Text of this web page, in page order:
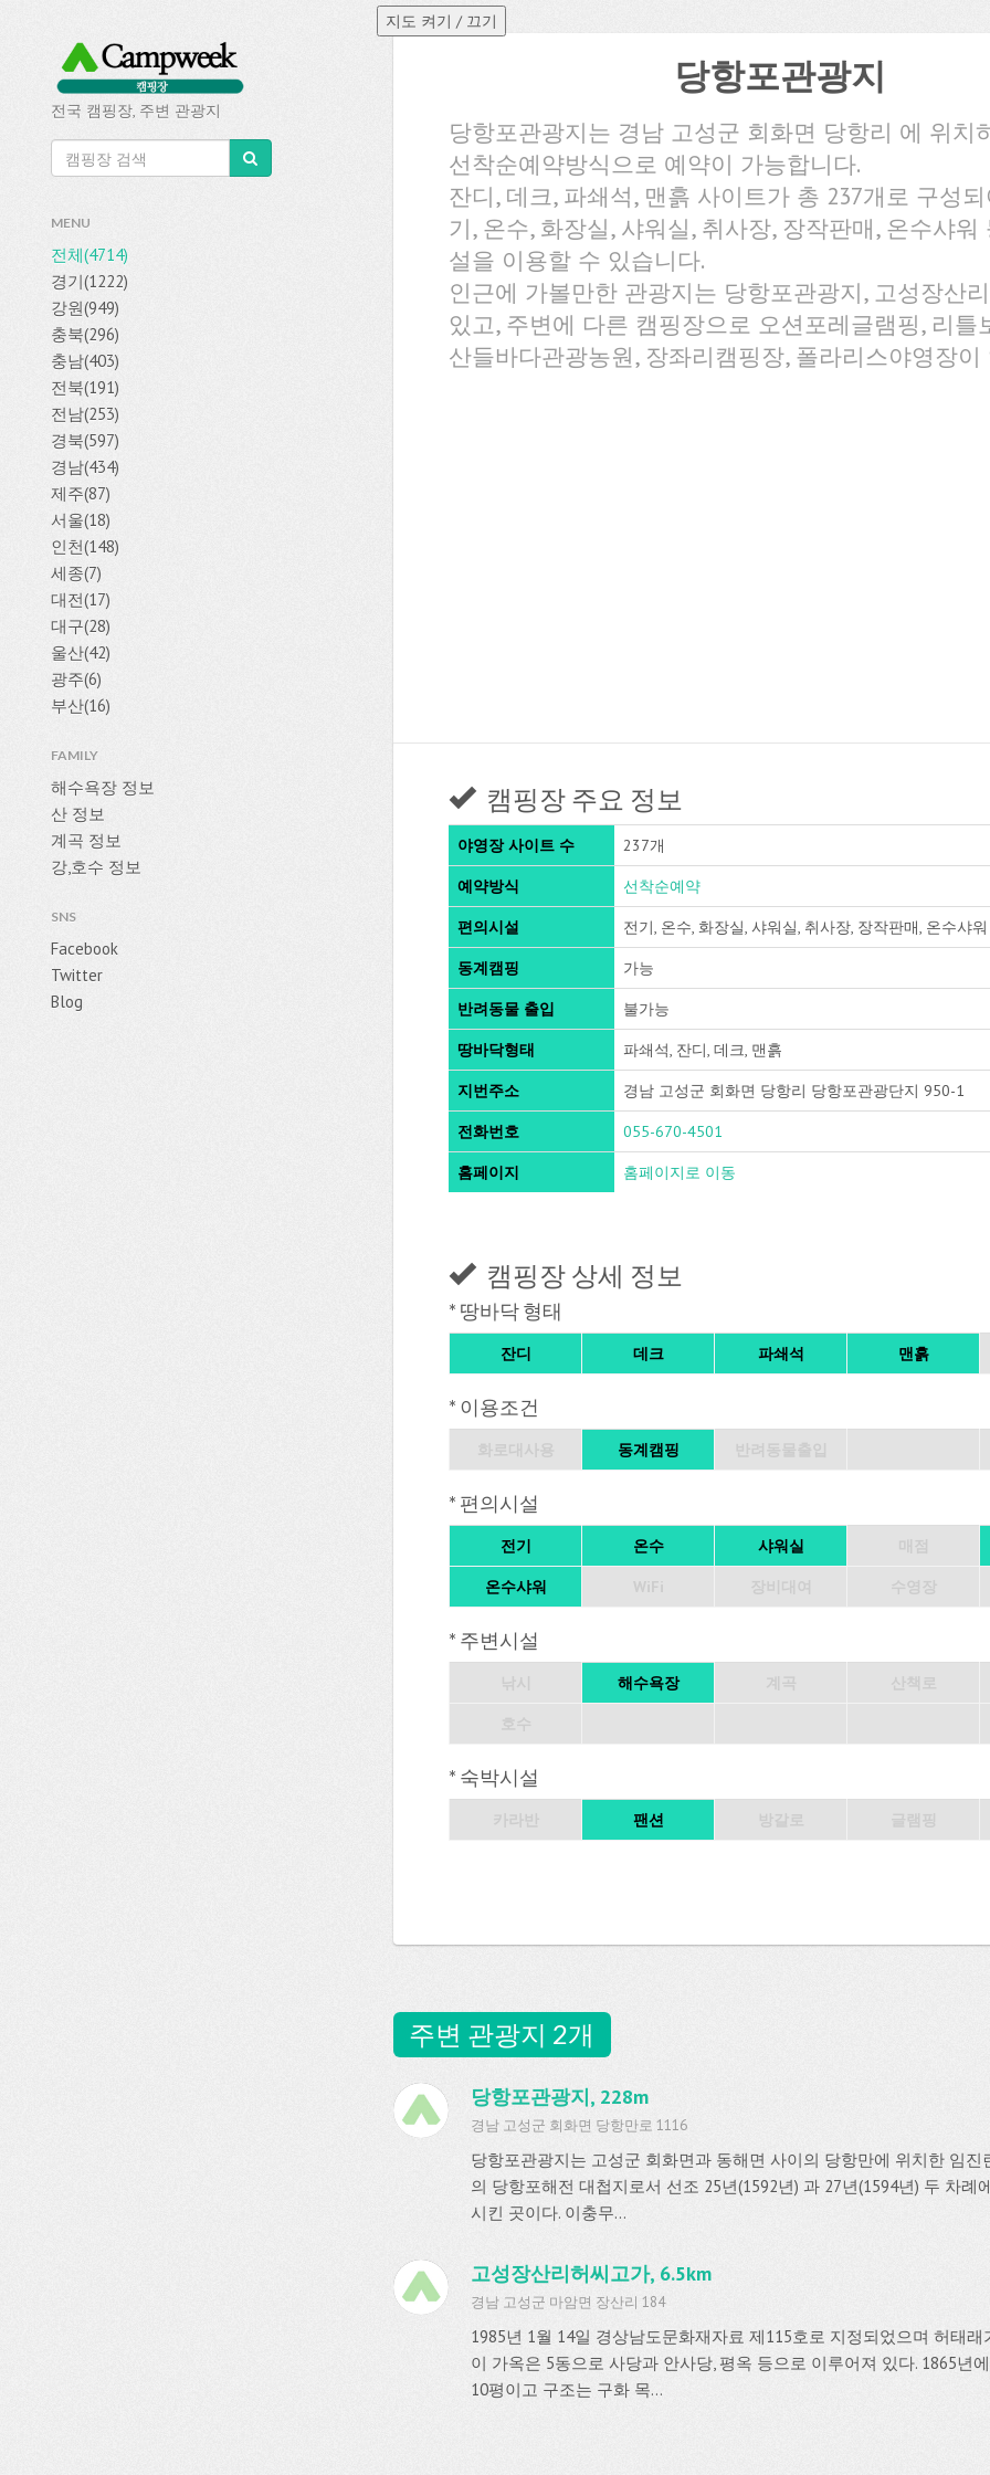
전국 캠핑장, 주변 관광지
MENU
전체(4714)
경기(1222)
강원(949)
충북(296)
충남(403)
전북(191)
전남(253)
경북(597)
경남(434)
제주(87)
서울(18)
인천(148)
세종(7)
대전(17)
대구(28)
울산(42)
광주(6)
부산(16)
FAMILY
해수욕장 정보
산 정보
계곡 정보
강,호수 정보
SNS
Facebook
Twitter
Blog
당항포관광지
당항포관광지는 경남 고성군 회화면 당항리 에 위치
선착순예약방식으로 예약이 가능합니다.
잔디, 데크, 파쇄석, 맨흙 사이트가 총 237개로 구성
기, 온수, 화장실, 샤워실, 취사장, 장작판매, 온수샤워
설을 이용할 수 있습니다.
인근에 가볼만한 관광지는 당항포관광지, 고성장산
있고, 주변에 다른 캠핑장으로 오션포레글램핑, 리틀
산들바다관광농원, 장좌리캠핑장, 폴라리스야영장이
캠핑장 주요 정보
야영장 사이트 수 237개
예약방식 선착순예약
편의시설 전기, 온수, 화장실, 샤워실, 취사장, 장작판매, 온수샤워
동계캠핑 가능
반려동물 출입 불가능
땅바닥형태 파쇄석, 잔디, 데크, 맨흙
지번주소 경남 고성군 회화면 당항리 당항포관광단지 950-1
전화번호 055-670-4501
홈페이지 홈페이지로 이동
캠핑장 상세 정보
* 땅바닥 형태
잔디 데크 파쇄석 맨흙
* 이용조건
동계캠핑
* 편의시설
전기 온수 샤워실
온수샤워
* 주변시설
해수욕장
* 숙박시설
팬션
주변 관광지 2개
당항포관광지, 228m
경남 고성군 회화면 당항만로 1116
당항포관광지는 고성군 회화면과 동해면 사이의 당항만에 위치한 임
의 당항포해전 대첩지로서 선조 25년(1592년) 과 27년(1594년) 두 차례
시킨 곳이다. 이충무...
고성장산리허씨고가, 6.5km
경남 고성군 마암면 장산리 184
1985년 1월 14일 경상남도문화재자료 제115호로 지정되었으며 허태래
이 가옥은 5동으로 사당과 안사당, 평옥 등으로 이루어져 있다. 1865년
10평이고 구조는 구화 목...